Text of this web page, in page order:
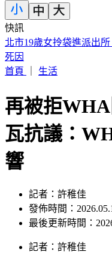
快訊
伊朗獅子大開口？「全
並撤軍
首頁
生活
再被拒
瓦抗議：
響
記者：許稚佳
發佈時間：
最後更新時間：
記者 ： 許稚佳